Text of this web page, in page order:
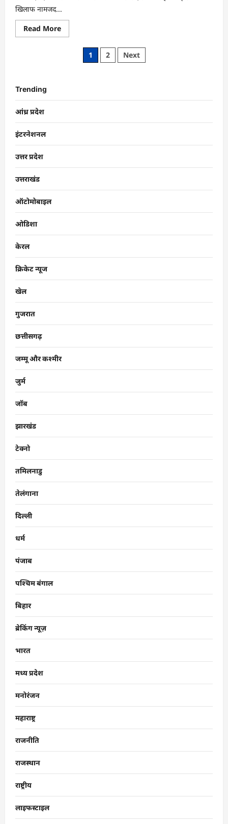
खिलाफ नामजद...
Read More
1 2 Next
Trending
आंध्र प्रदेश
इंटरनेशनल
उत्तर प्रदेश
उत्तराखंड
ऑटोमोबाइल
ओडिशा
केरल
क्रिकेट न्यूज
खेल
गुजरात
छत्तीसगढ़
जम्मू और कश्मीर
जुर्म
जॉब
झारखंड
टेक्नो
तमिलनाडु
तेलंगाना
दिल्ली
धर्म
पंजाब
पश्चिम बंगाल
बिहार
ब्रेकिंग न्यूज़
भारत
मध्य प्रदेश
मनोरंजन
महाराष्ट्र
राजनीति
राजस्थान
राष्ट्रीय
लाइफस्टाइल